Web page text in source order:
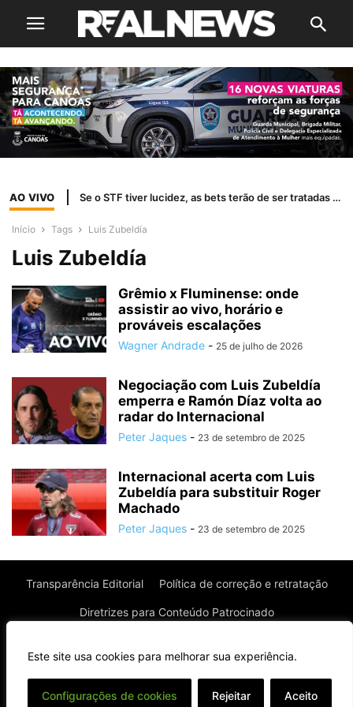
Este site usa cookies para melhorar sua experiência.
Configurações de cookies Rejeitar Aceito
AO VIVO Se o STF tiver lucidez, as bets terão de ser tratadas como jogo de azar
Início Tags Luis Zubeldía
Luis Zubeldía
Grêmio x Fluminense: onde
assistir ao vivo, horário e
prováveis escalações
Wagner Andrade - 25 de julho de 2026
Negociação com Luis Zubeldía
emperra e Ramón Díaz volta ao
radar do Internacional
Peter Jaques - 23 de setembro de 2025
Internacional acerta com Luis
Zubeldía para substituir Roger
Machado
Peter Jaques - 23 de setembro de 2025
Transparência Editorial Política de correção e retratação
Diretrizes para Conteúdo Patrocinado